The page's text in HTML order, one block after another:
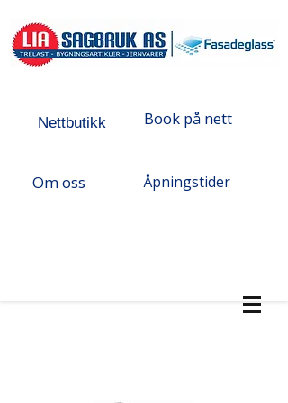
Nettbutikk Book på nett
Om oss Åpningstider